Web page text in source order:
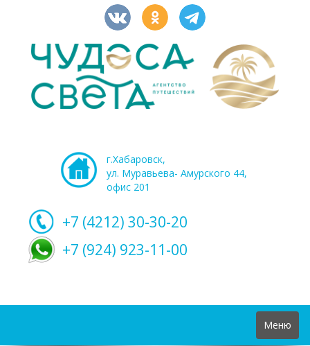
г.Хабаровск,
ул. Муравьева- Амурского 44,
офис 201
+7 (4212) 30-30-20
+7 (924) 923-11-00
Toggle
navigation
Меню